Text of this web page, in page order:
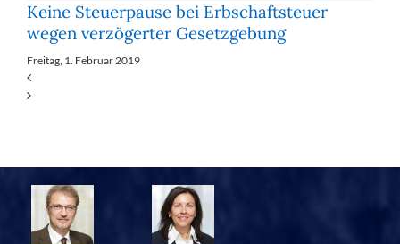
Keine Steuerpause bei Erbschaftsteuer
wegen verzögerter Gesetzgebung
Freitag, 1. Februar 2019